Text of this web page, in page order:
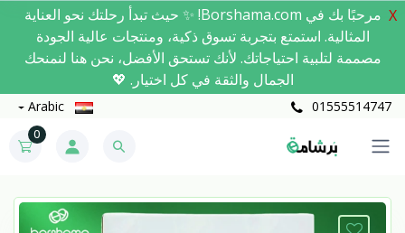
مرحبًا بك في Borshama.com! ✨ حيث تبدأ رحلتك نحو العناية
المثالية. استمتع بتجربة تسوق ذكية، ومنتجات عالية الجودة
مصممة لتلبية احتياجاتك. لأنك تستحق الأفضل، نحن هنا لنمنحك
الجمال والثقة في كل اختيار. 💖
X
01555514747
0